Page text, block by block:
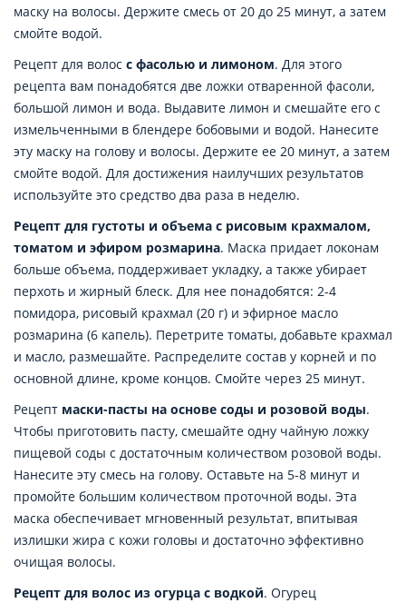
маску на волосы. Держите смесь от 20 до 25 минут, а затем
смойте водой.
Рецепт для волос с фасолью и лимоном. Для этого
рецепта вам понадобятся две ложки отваренной фасоли,
большой лимон и вода. Выдавите лимон и смешайте его с
измельченными в блендере бобовыми и водой. Нанесите
эту маску на голову и волосы. Держите ее 20 минут, а затем
смойте водой. Для достижения наилучших результатов
используйте это средство два раза в неделю.
Рецепт для густоты и объема с рисовым крахмалом,
томатом и эфиром розмарина. Маска придает локонам
больше объема, поддерживает укладку, а также убирает
перхоть и жирный блеск. Для нее понадобятся: 2-4
помидора, рисовый крахмал (20 г) и эфирное масло
розмарина (6 капель). Перетрите томаты, добавьте крахмал
и масло, размешайте. Распределите состав у корней и по
основной длине, кроме концов. Смойте через 25 минут.
Рецепт маски-пасты на основе соды и розовой воды.
Чтобы приготовить пасту, смешайте одну чайную ложку
пищевой соды с достаточным количеством розовой воды.
Нанесите эту смесь на голову. Оставьте на 5-8 минут и
промойте большим количеством проточной воды. Эта
маска обеспечивает мгновенный результат, впитывая
излишки жира с кожи головы и достаточно эффективно
очищая волосы.
Рецепт для волос из огурца с водкой. Огурец